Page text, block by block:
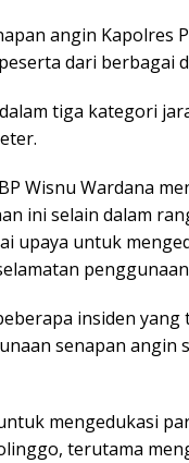
angin Kapolres
dari berbagai
tiga kategori
Wisnu Wardana
ini selain dalam
upaya untuk
insiden yang
senapan angin
mengedukasi
terutama